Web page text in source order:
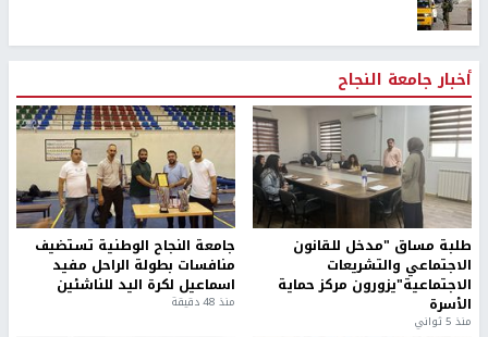
أخبار جامعة النجاح
طلبة مساق "مدخل للقانون
الاجتماعي والتشريعات
الاجتماعية"يزورون مركز حماية
الأسرة
منذ 5 ثواني
جامعة النجاح الوطنية تستضيف
منافسات بطولة الراحل مفيد
اسماعيل لكرة اليد للناشئين
منذ 48 دقيقة